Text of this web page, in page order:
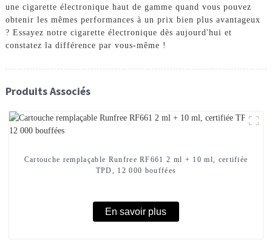
une cigarette électronique haut de gamme quand vous pouvez
obtenir les mêmes performances à un prix bien plus avantageux
? Essayez notre cigarette électronique dès aujourd'hui et
constatez la différence par vous-même !
Produits Associés
Cartouche remplaçable Runfree RF661 2 ml + 10 ml, certifiée
TPD, 12 000 bouffées
En savoir plus